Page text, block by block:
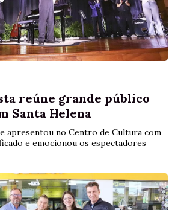
reúne grande público
Santa Helena
apresentou no Centro de Cultura com
e emocionou os espectadores